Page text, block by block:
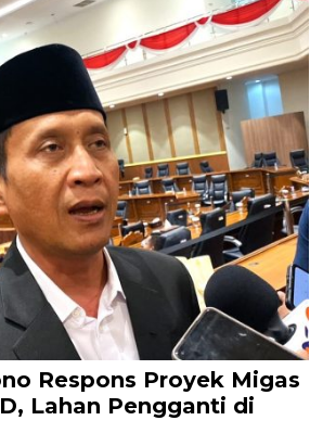
Respons Proyek Migas
Lahan Pengganti di